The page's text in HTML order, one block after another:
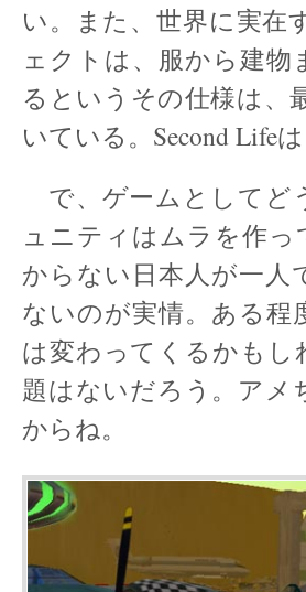
い。また、世界に実
ェクトは、服から建
るというその仕様は、
いている。Second Life
で、ゲームとしてど
ュニティはムラを作
からない日本人が一人
ないのが実情。ある程
は変わってくるかもし
題はないだろう。ア
からね。